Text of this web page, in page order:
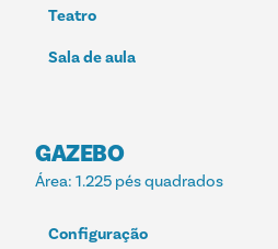
Teatro
Sala de aula
GAZEBO
Área: 1.225 pés quadrados
Configuração